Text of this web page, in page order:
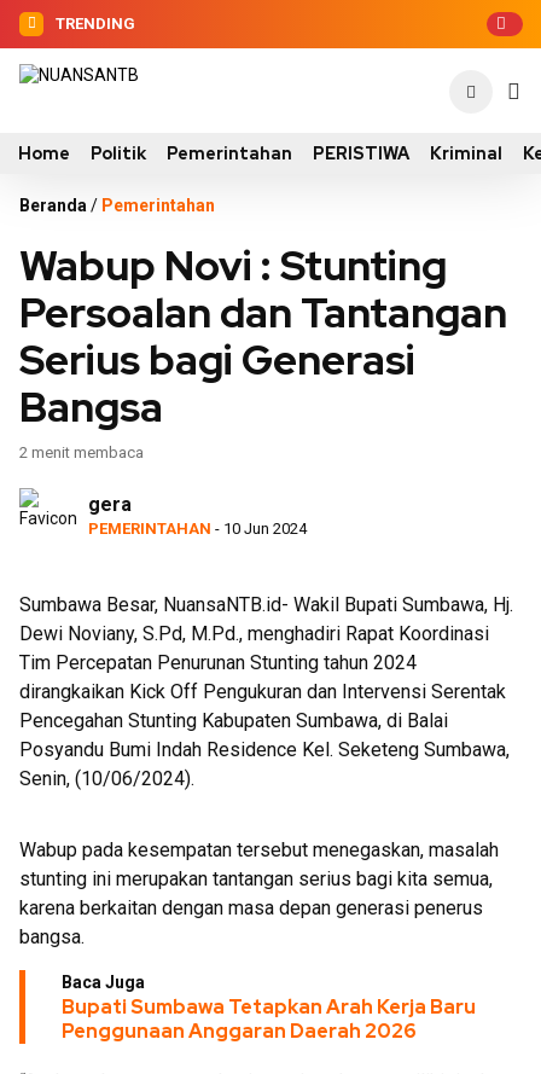
TRENDING
Home Politik Pemerintahan PERISTIWA Kriminal
Beranda / Pemerintahan
Wabup Novi : Stunting
Persoalan dan Tantangan
Serius bagi Generasi
Bangsa
2 menit membaca
gera
PEMERINTAHAN - 10 Jun 2024
Sumbawa Besar, NuansaNTB.id- Wakil Bupati Sumbawa, Hj.
Dewi Noviany, S.Pd, M.Pd., menghadiri Rapat Koordinasi
Tim Percepatan Penurunan Stunting tahun 2024
dirangkaikan Kick Off Pengukuran dan Intervensi Serentak
Pencegahan Stunting Kabupaten Sumbawa, di Balai
Posyandu Bumi Indah Residence Kel. Seketeng Sumbawa,
Senin, (10/06/2024).
Wabup pada kesempatan tersebut menegaskan, masalah
stunting ini merupakan tantangan serius bagi kita semua,
karena berkaitan dengan masa depan generasi penerus
bangsa.
Baca Juga
Bupati Sumbawa Tetapkan Arah Kerja Baru
Penggunaan Anggaran Daerah 2026